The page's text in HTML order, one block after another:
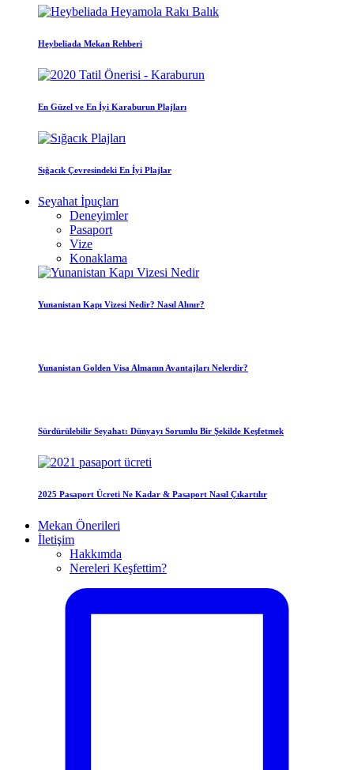
Heybeliada Mekan Rehberi
En Güzel ve En İyi Karaburun Plajları
Sığacık Çevresindeki En İyi Plajlar
Seyahat İpuçları
Deneyimler
Pasaport
Vize
Konaklama
Yunanistan Kapı Vizesi Nedir? Nasıl Alınır?
Yunanistan Golden Visa Almanın Avantajları Nelerdir?
Sürdürülebilir Seyahat: Dünyayı Sorumlu Bir Şekilde Keşfetmek
2025 Pasaport Ücreti Ne Kadar & Pasaport Nasıl Çıkartılır
Mekan Önerileri
İletişim
Hakkımda
Nereleri Keşfettim?